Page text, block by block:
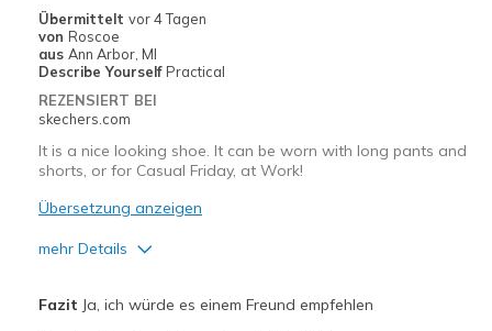
Width
Sizing
View On Shoes
Shoes are for Wearing
Übermittelt vor 4 Tagen
von Roscoe
aus Ann Arbor, MI
Describe Yourself Practical
REZENSIERT BEI
skechers.com
It is a nice looking shoe. It can be worn with long pants and
shorts, or for Casual Friday, at Work!
Übersetzung anzeigen
mehr Details
Fazit Ja, ich würde es einem Freund empfehlen